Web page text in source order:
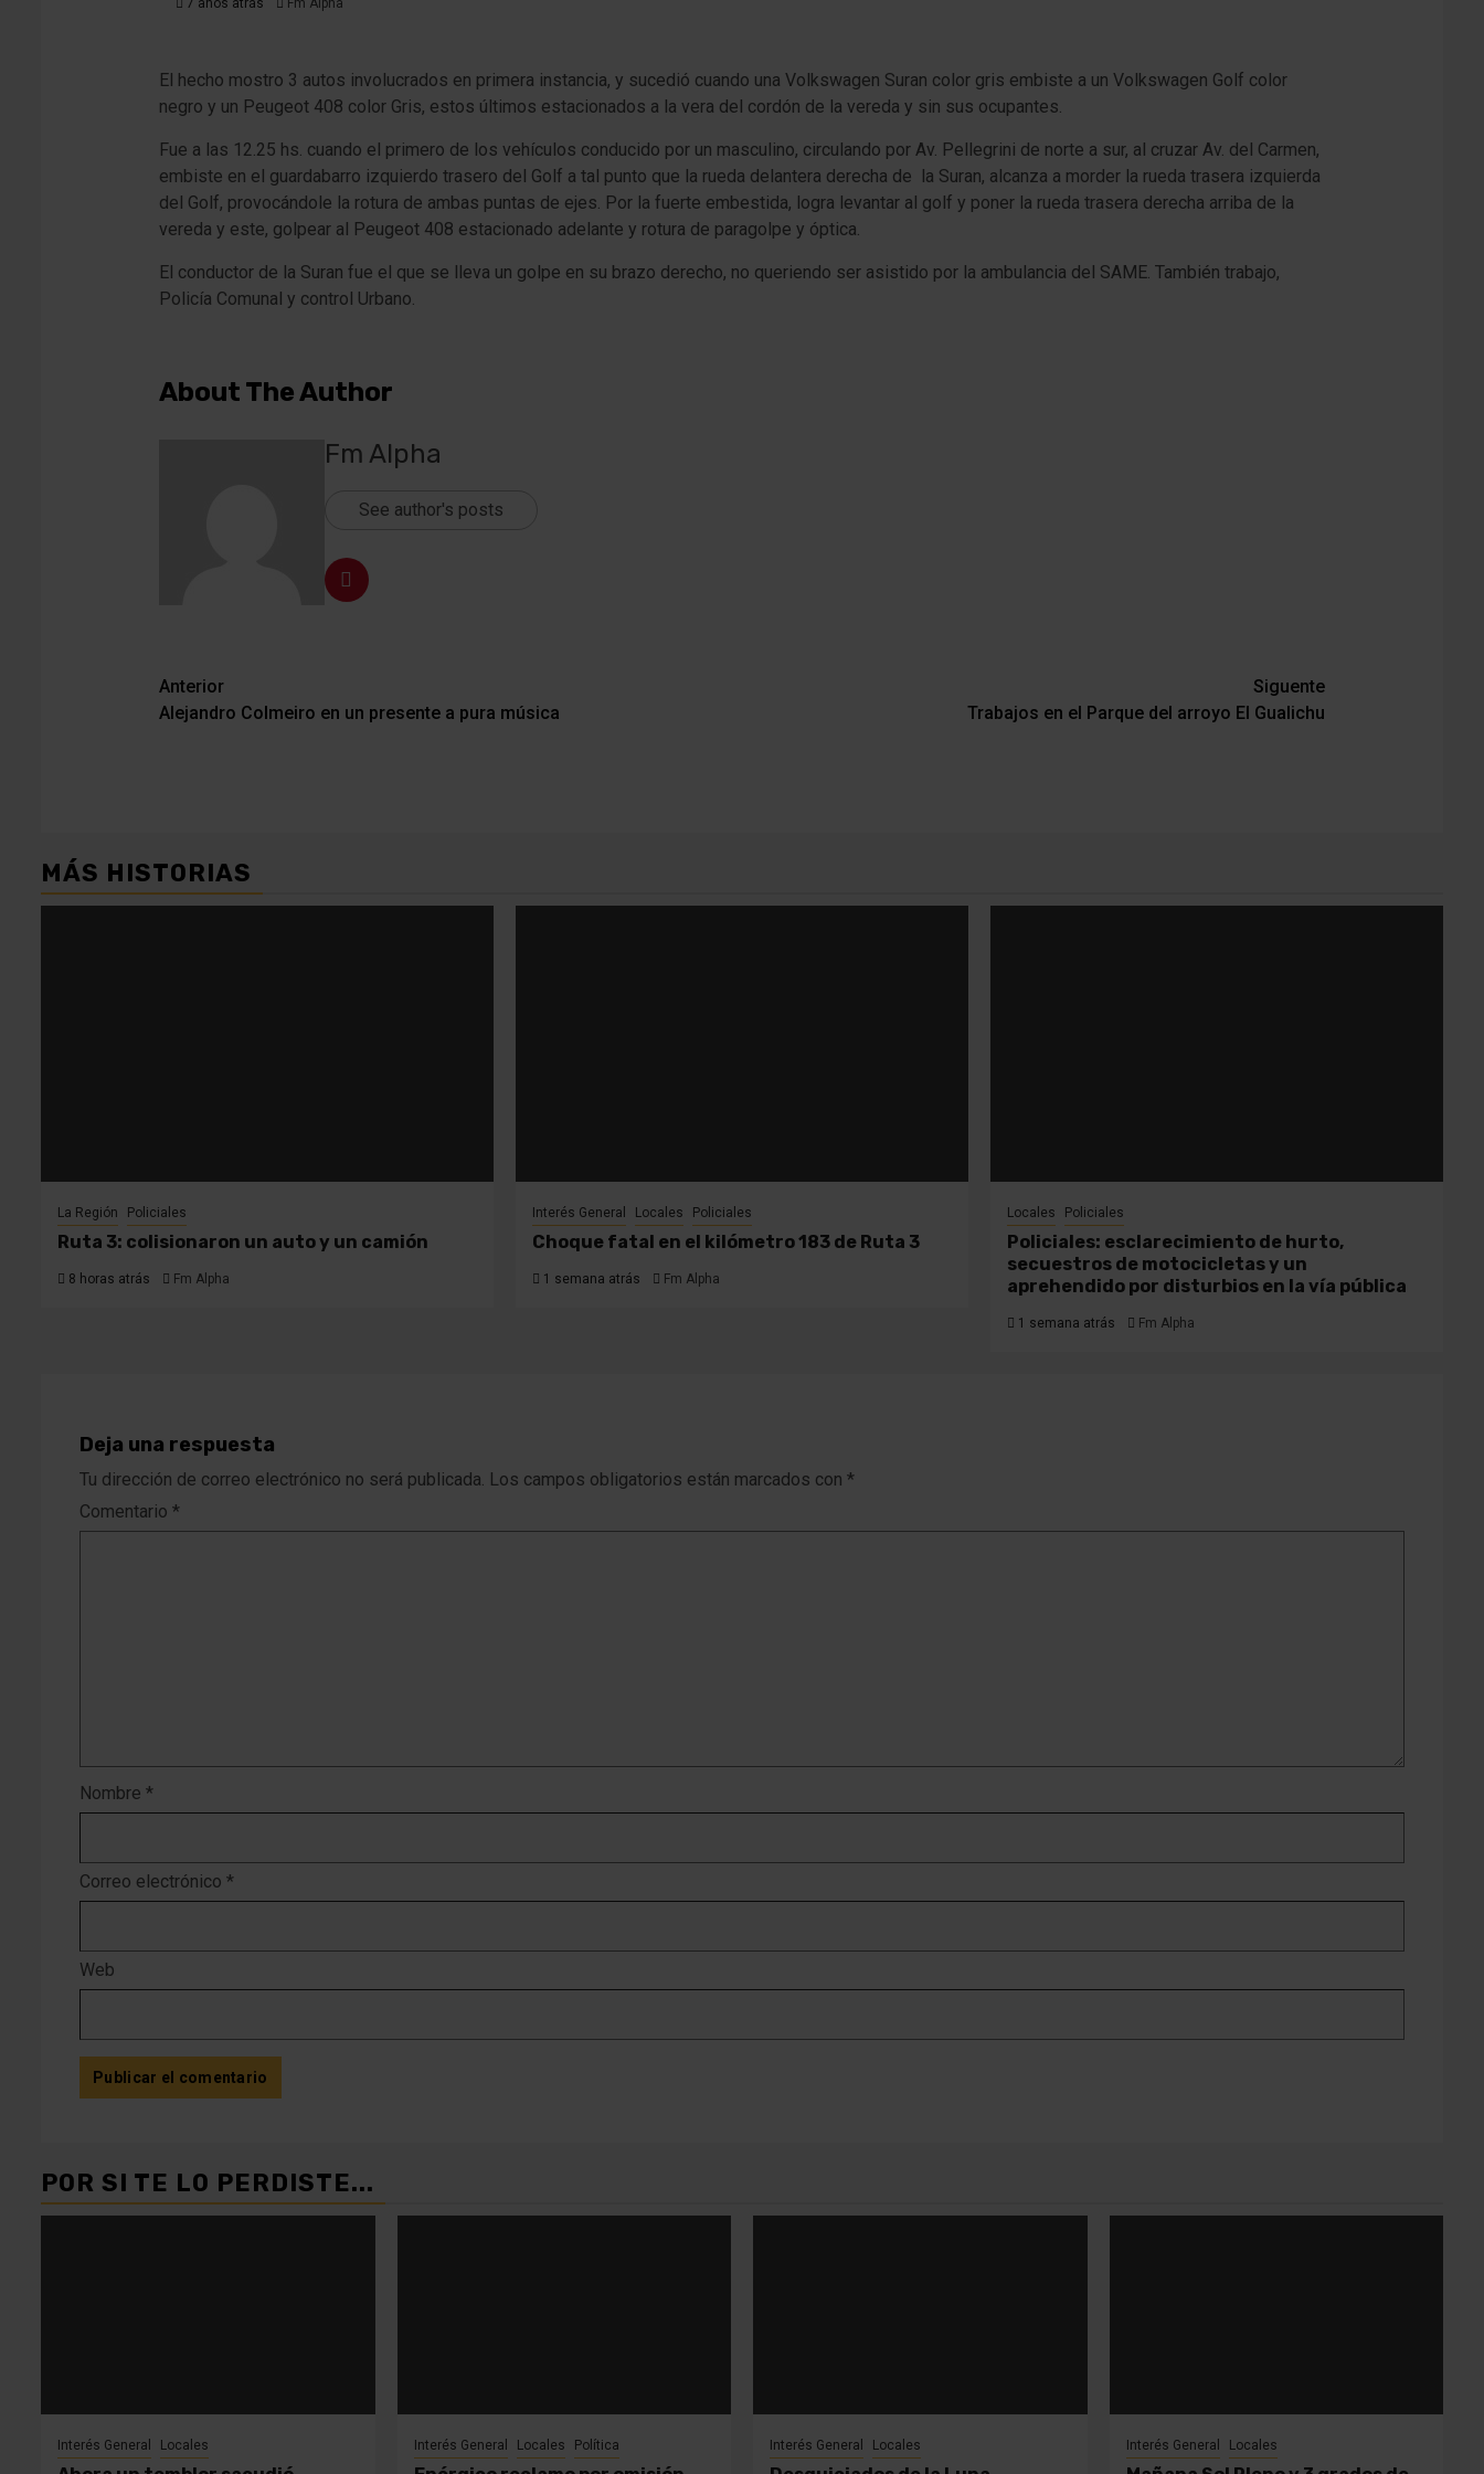
7 años atrás Fm Alpha
El hecho mostro 3 autos involucrados en primera instancia, y sucedió cuando una Volkswagen Suran color gris embiste a un Volkswagen Golf color
negro y un Peugeot 408 color Gris, estos últimos estacionados a la vera del cordón de la vereda y sin sus ocupantes.
Fue a las 12.25 hs. cuando el primero de los vehículos conducido por un masculino, circulando por Av. Pellegrini de norte a sur, al cruzar Av. del Carmen,
embiste en el guardabarro izquierdo trasero del Golf a tal punto que la rueda delantera derecha de la Suran, alcanza a morder la rueda trasera izquierda
del Golf, provocándole la rotura de ambas puntas de ejes. Por la fuerte embestida, logra levantar al golf y poner la rueda trasera derecha arriba de la
vereda y este, golpear al Peugeot 408 estacionado adelante y rotura de paragolpe y óptica.
El conductor de la Suran fue el que se lleva un golpe en su brazo derecho, no queriendo ser asistido por la ambulancia del SAME. También trabajo,
Policía Comunal y control Urbano.
About The Author
Fm Alpha
See author's posts
Navegación
de
Anterior
Alejandro Colmeiro en un presente a pura música
Siguente
Trabajos en el Parque del arroyo El Gualichu
MÁS HISTORIAS
La Región Policiales
Ruta 3: colisionaron un auto y un camión
8 horas atrás Fm Alpha
Interés General Locales Policiales
Choque fatal en el kilómetro 183 de Ruta 3
1 semana atrás Fm Alpha
Locales Policiales
Policiales: esclarecimiento de hurto,
secuestros de motocicletas y un
aprehendido por disturbios en la vía pública
1 semana atrás Fm Alpha
Deja una respuesta
Tu dirección de correo electrónico no será publicada. Los campos obligatorios están marcados con *
Comentario *
Nombre *
Correo electrónico *
Web
POR SI TE LO PERDISTE...
Interés General Locales Interés General Locales Política Interés General Locales Interés General Locales